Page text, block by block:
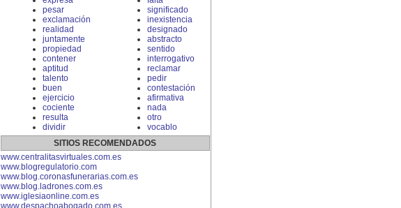
pesar
exclamación
realidad
juntamente
propiedad
contener
aptitud
talento
buen
ejercicio
cociente
resulta
dividir
significado
inexistencia
designado
abstracto
sentido
interrogativo
reclamar
pedir
contestación
afirmativa
nada
otro
vocablo
SITIOS RECOMENDADOS
www.centralitasvirtuales.com.es
www.blogregulatorio.com
www.blog.coronasfunerarias.com.es
www.blog.ladrones.com.es
www.iglesiaonline.com.es
www.despachoabogado.com.es